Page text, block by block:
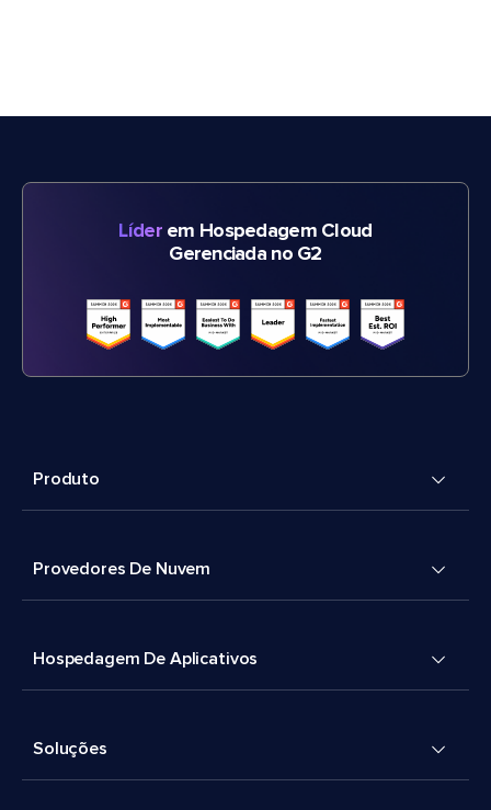
Líderem Hospedagem Cloud
Gerenciada no G2
Produto
Provedores De Nuvem
Hospedagem De Aplicativos
Soluções